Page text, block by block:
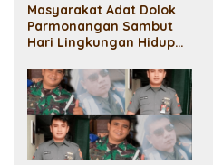
Masyarakat Adat Dolok
Parmonangan Sambut
Hari Lingkungan Hidup
Aksi Bentang Spanduk
Raksasa Dan Penanaman
Pohon: Solidaritas Untuk
Lingkungan Yang Lestari
Dan Perjuangan
Masyarakat Adat.